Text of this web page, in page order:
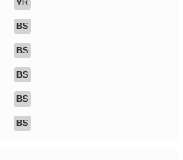
BS
BS
BS
BS
BS